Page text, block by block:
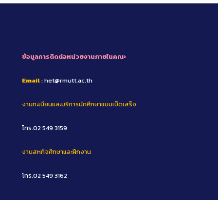
ข้อมูลการติดต่อหน่วยงานภายในคณะ
Email: het@rmutt.ac.th
งานทะเบียนและบริการนักศึกษาแบบเบ็ดเสร็จ
โทร.02 549 3159
งานสหกิจศึกษาและฝึกงาน
โทร.02 549 3162